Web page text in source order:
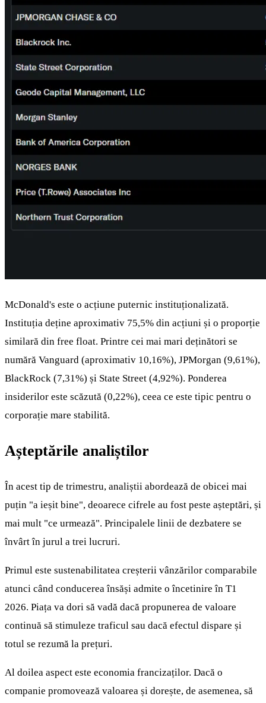
McDonald's este o acțiune puternic instituționalizată.
Instituția deține aproximativ 75,5% din acțiuni și o proporție
similară din free float. Printre cei mai mari deținători se
numără Vanguard (aproximativ 10,16%), JPMorgan (9,61%),
BlackRock (7,31%) și State Street (4,92%). Ponderea
insiderilor este scăzută (0,22%), ceea ce este tipic pentru o
corporație mare stabilită.
Așteptările analiștilor
În acest tip de trimestru, analiștii abordează de obicei mai
puțin "a ieșit bine", deoarece cifrele au fost peste așteptări, și
mai mult "ce urmează". Principalele linii de dezbatere se
învârt în jurul a trei lucruri.
Primul este sustenabilitatea creșterii vânzărilor comparabile
atunci când conducerea însăși admite o încetinire în T1
2026. Piața va dori să vadă dacă propunerea de valoare
continuă să stimuleze traficul sau dacă efectul dispare și
totul se rezumă la prețuri.
Al doilea aspect este economia francizaților. Dacă o
companie promovează valoarea și dorește, de asemenea, să